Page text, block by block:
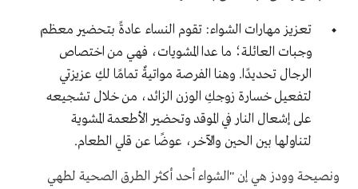
تعزيز مهارات الشواء: تقوم النساء عادةً بتحضير معظم
وجبات العائلة؛ ما عدا المشويات، فهي من اختصاص
الرجال تحديدًا. وهنا الفرصة مواتيةٌ تمامًا لكِ عزيزتي
لتفعيل خسارة زوجكِ الوزن الزائد، من خلال تشجيعه
على إشعال النار في الموقد وتحضير الأطعمة المشوية
لتناولها بين الحين والآخر، عوضًا عن قلي الطعام.
ونصيحة وودز هي إن "الشواء أحد أكثر الطرق الصحية لطهي